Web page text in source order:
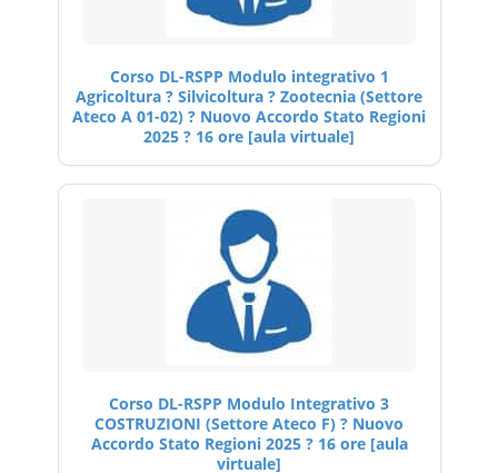
Corso DL-RSPP Modulo integrativo 1
Agricoltura ? Silvicoltura ? Zootecnia (Settore
Ateco A 01-02) ? Nuovo Accordo Stato Regioni
2025 ? 16 ore [aula virtuale]
Corso DL-RSPP Modulo Integrativo 3
COSTRUZIONI (Settore Ateco F) ? Nuovo
Accordo Stato Regioni 2025 ? 16 ore [aula
virtuale]